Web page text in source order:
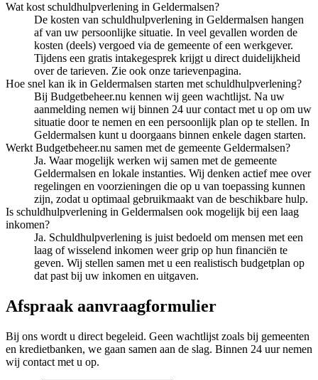
Wat kost schuldhulpverlening in Geldermalsen?
De kosten van schuldhulpverlening in Geldermalsen hangen
af van uw persoonlijke situatie. In veel gevallen worden de
kosten (deels) vergoed via de gemeente of een werkgever.
Tijdens een gratis intakegesprek krijgt u direct duidelijkheid
over de tarieven. Zie ook onze tarievenpagina.
Hoe snel kan ik in Geldermalsen starten met schuldhulpverlening?
Bij Budgetbeheer.nu kennen wij geen wachtlijst. Na uw
aanmelding nemen wij binnen 24 uur contact met u op om uw
situatie door te nemen en een persoonlijk plan op te stellen. In
Geldermalsen kunt u doorgaans binnen enkele dagen starten.
Werkt Budgetbeheer.nu samen met de gemeente Geldermalsen?
Ja. Waar mogelijk werken wij samen met de gemeente
Geldermalsen en lokale instanties. Wij denken actief mee over
regelingen en voorzieningen die op u van toepassing kunnen
zijn, zodat u optimaal gebruikmaakt van de beschikbare hulp.
Is schuldhulpverlening in Geldermalsen ook mogelijk bij een laag
inkomen?
Ja. Schuldhulpverlening is juist bedoeld om mensen met een
laag of wisselend inkomen weer grip op hun financiën te
geven. Wij stellen samen met u een realistisch budgetplan op
dat past bij uw inkomen en uitgaven.
Afspraak aanvraagformulier
Bij ons wordt u direct begeleid. Geen wachtlijst zoals bij gemeenten
en kredietbanken, we gaan samen aan de slag. Binnen 24 uur nemen
wij contact met u op.